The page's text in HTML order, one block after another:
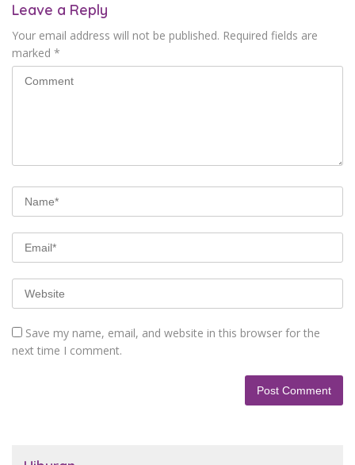
Leave a Reply
Your email address will not be published. Required fields are
marked *
Save my name, email, and website in this browser for the
next time I comment.